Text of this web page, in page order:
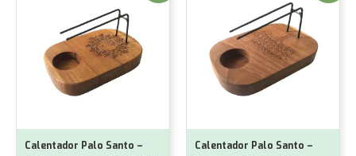
Calentador Palo Santo –
Calentador Palo Santo –